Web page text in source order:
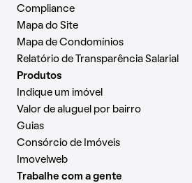
Compliance
Mapa do Site
Mapa de Condomínios
Relatório de Transparência Salarial
Produtos
Indique um imóvel
Valor de aluguel por bairro
Guias
Consórcio de Imóveis
Imovelweb
Trabalhe com a gente